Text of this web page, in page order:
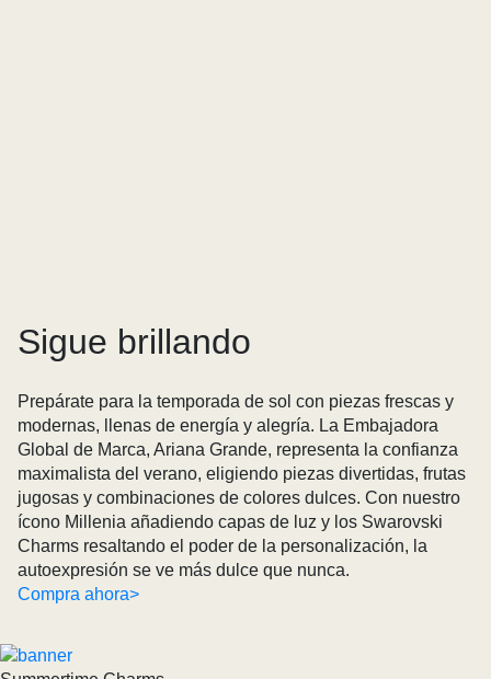
Sigue brillando
Prepárate para la temporada de sol con piezas frescas y
modernas, llenas de energía y alegría. La Embajadora
Global de Marca, Ariana Grande, representa la confianza
maximalista del verano, eligiendo piezas divertidas, frutas
jugosas y combinaciones de colores dulces. Con nuestro
ícono Millenia añadiendo capas de luz y los Swarovski
Charms resaltando el poder de la personalización, la
autoexpresión se ve más dulce que nunca.
Compra ahora>